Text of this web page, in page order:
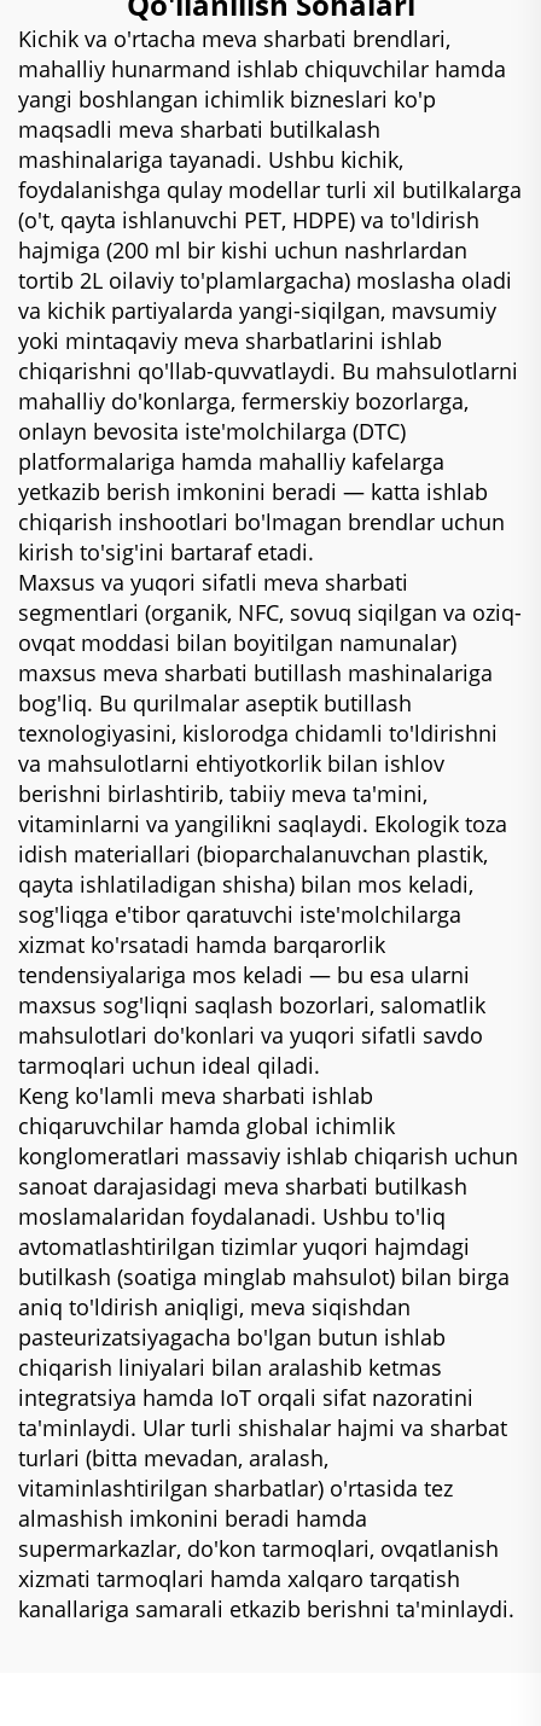
Kichik va o'rtacha meva sharbati brendlari,
mahalliy hunarmand ishlab chiquvchilar hamda
yangi boshlangan ichimlik bizneslari ko'p
maqsadli meva sharbati butilkalash
mashinalariga tayanadi. Ushbu kichik,
foydalanishga qulay modellar turli xil butilkalarga
(o't, qayta ishlanuvchi PET, HDPE) va to'ldirish
hajmiga (200 ml bir kishi uchun nashrlardan
tortib 2L oilaviy to'plamlargacha) moslasha oladi
va kichik partiyalarda yangi-siqilgan, mavsumiy
yoki mintaqaviy meva sharbatlarini ishlab
chiqarishni qo'llab-quvvatlaydi. Bu mahsulotlarni
mahalliy do'konlarga, fermerskiy bozorlarga,
onlayn bevosita iste'molchilarga (DTC)
platformalariga hamda mahalliy kafelarga
yetkazib berish imkonini beradi — katta ishlab
chiqarish inshootlari bo'lmagan brendlar uchun
kirish to'sig'ini bartaraf etadi.
Maxsus va yuqori sifatli meva sharbati
segmentlari (organik, NFC, sovuq siqilgan va oziq-
ovqat moddasi bilan boyitilgan namunalar)
maxsus meva sharbati butillash mashinalariga
bog'liq. Bu qurilmalar aseptik butillash
texnologiyasini, kislorodga chidamli to'ldirishni
va mahsulotlarni ehtiyotkorlik bilan ishlov
berishni birlashtirib, tabiiy meva ta'mini,
vitaminlarni va yangilikni saqlaydi. Ekologik toza
idish materiallari (bioparchalanuvchan plastik,
qayta ishlatiladigan shisha) bilan mos keladi,
sog'liqga e'tibor qaratuvchi iste'molchilarga
xizmat ko'rsatadi hamda barqarorlik
tendensiyalariga mos keladi — bu esa ularni
maxsus sog'liqni saqlash bozorlari, salomatlik
mahsulotlari do'konlari va yuqori sifatli savdo
tarmoqlari uchun ideal qiladi.
Keng ko'lamli meva sharbati ishlab
chiqaruvchilar hamda global ichimlik
konglomeratlari massaviy ishlab chiqarish uchun
sanoat darajasidagi meva sharbati butilkash
moslamalaridan foydalanadi. Ushbu to'liq
avtomatlashtirilgan tizimlar yuqori hajmdagi
butilkash (soatiga minglab mahsulot) bilan birga
aniq to'ldirish aniqligi, meva siqishdan
pasteurizatsiyagacha bo'lgan butun ishlab
chiqarish liniyalari bilan aralashib ketmas
integratsiya hamda IoT orqali sifat nazoratini
ta'minlaydi. Ular turli shishalar hajmi va sharbat
turlari (bitta mevadan, aralash,
vitaminlashtirilgan sharbatlar) o'rtasida tez
almashish imkonini beradi hamda
supermarkazlar, do'kon tarmoqlari, ovqatlanish
xizmati tarmoqlari hamda xalqaro tarqatish
kanallariga samarali etkazib berishni ta'minlaydi.